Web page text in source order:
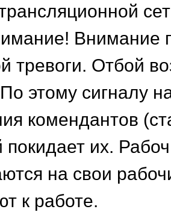
Внимание
тревоги. Отбой
По этому сигналу
комендантов
покидает их.
на свои
к работе.